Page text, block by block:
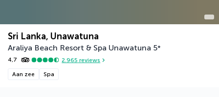
Sri Lanka, Unawatuna
Araliya Beach Resort & Spa Unawatuna 5*
4,7 2.965 reviews
Aan zee Spa